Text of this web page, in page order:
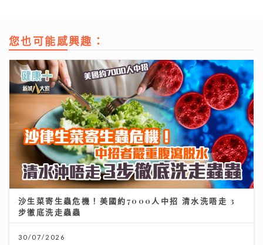
您也可能感興趣：
沙生菜寄生蟲危機！美國約7000人中招 清水洗唔走 3
步徹底洗走蟲蟲
30/07/2026